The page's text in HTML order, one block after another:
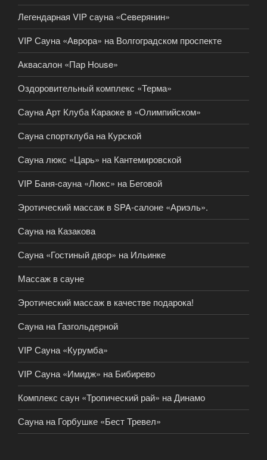
Легендарная VIP сауна «Северянин»
VIP Сауна «Аврора» на Волгоградском проспекте
Аквасалон «Пар House»
Оздоровительный комплекс «Терма»
Сауна Арт Клуба Караоке в «Олимпийском»
Сауна спортклуба на Курской
Сауна люкс «Царь» на Кантемировской
VIP Баня-cауна «Люкс» на Беговой
Эротический массаж в SPA-салоне «Ариэль».
Сауна на Казакова
Сауна «Гостиный двор» на Ильинке
Массаж в сауне
Эротический массаж в качестве подарока!
Сауна на Газгольдерной
VIP Сауна «Курумба»
VIP Сауна «Имидж» на Бибирево
Комплекс саун «Тропический рай» на Динамо
Сауна на Горбушке «Бест Тревел»